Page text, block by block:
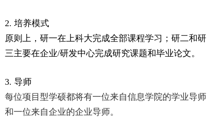
2. 培养模式
原则上，研一在上科大完成全部课程学习；研二和研
三主要在企业/研发中心完成研究课题和毕业论文。
3. 导师
每位项目型学硕都将有一位来自信息学院的学业导师
和一位来自企业的企业导师。